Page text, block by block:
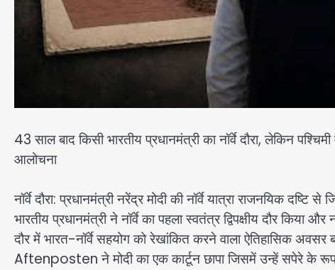
43 साल बाद किसी भारतीय प्रधानमंत्री का नॉर्वे दौरा, लेकिन
आलोचना
नॉर्वे दौरा: प्रधानमंत्री नरेंद्र मोदी की नॉर्वे यात्रा राजनयिक दष्टि
भारतीय प्रधानमंत्री ने नॉर्वे का पहला स्वतंत्र द्विपक्षीय दौर
दौर में भारत-नॉर्वे सहयोग को रेखांकित करने वाला ऐतिहासिक
Aftenposten ने मोदी का एक कार्टून छापा जिसमें उन्हें सपेरे के रूप